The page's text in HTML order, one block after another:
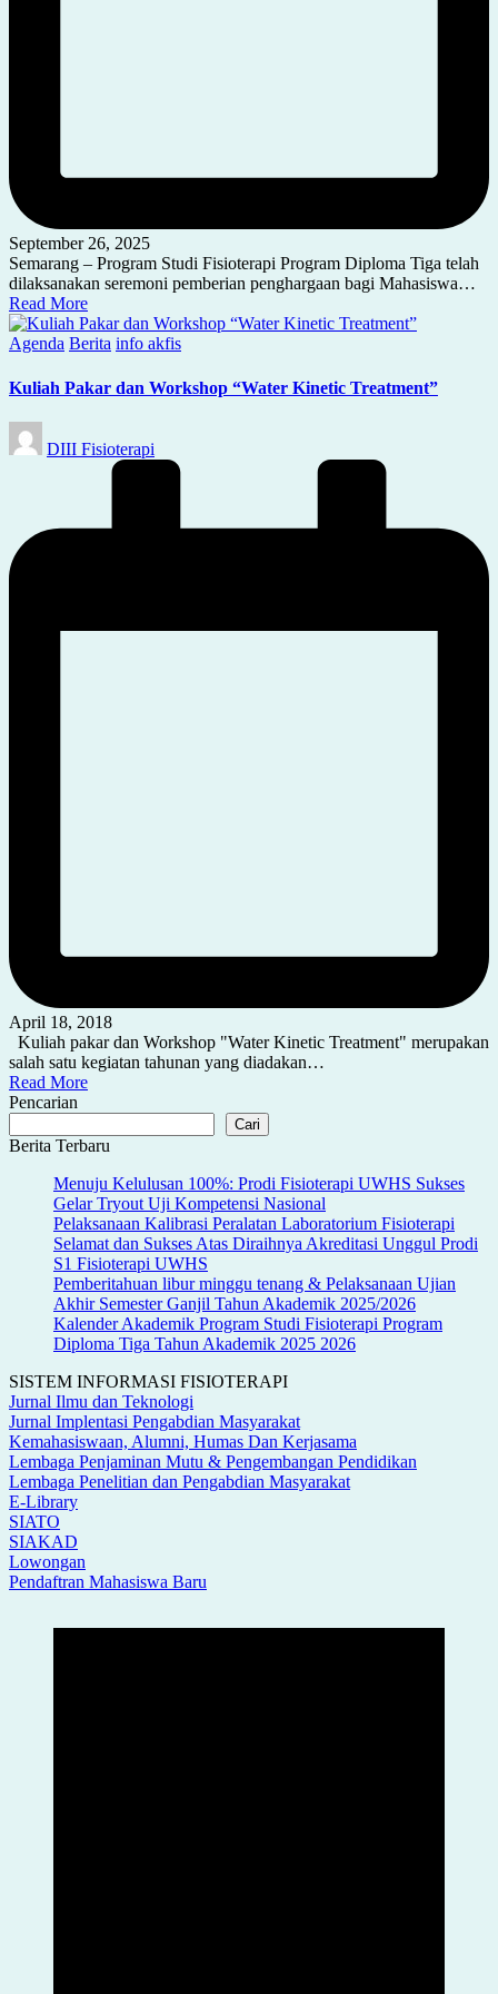
September 26, 2025
Semarang – Program Studi Fisioterapi Program Diploma Tiga telah
dilaksanakan seremoni pemberian penghargaan bagi Mahasiswa…
Read More
Posted
Agenda Berita info akfis
Kuliah Pakar dan Workshop “Water Kinetic Treatment”
Posted
by
DIII Fisioterapi
April 18, 2018
Kuliah pakar dan Workshop "Water Kinetic Treatment" merupakan
salah satu kegiatan tahunan yang diadakan…
Read More
Pencarian
Cari
Berita Terbaru
Menuju Kelulusan 100%: Prodi Fisioterapi UWHS Sukses
Gelar Tryout Uji Kompetensi Nasional
Pelaksanaan Kalibrasi Peralatan Laboratorium Fisioterapi
Selamat dan Sukses Atas Diraihnya Akreditasi Unggul Prodi
S1 Fisioterapi UWHS
Pemberitahuan libur minggu tenang & Pelaksanaan Ujian
Akhir Semester Ganjil Tahun Akademik 2025/2026
Kalender Akademik Program Studi Fisioterapi Program
Diploma Tiga Tahun Akademik 2025 2026
SISTEM INFORMASI FISIOTERAPI
Jurnal Ilmu dan Teknologi
Jurnal Implentasi Pengabdian Masyarakat
Kemahasiswaan, Alumni, Humas Dan Kerjasama
Lembaga Penjaminan Mutu & Pengembangan Pendidikan
Lembaga Penelitian dan Pengabdian Masyarakat
E-Library
SIATO
SIAKAD
Lowongan
Pendaftran Mahasiswa Baru